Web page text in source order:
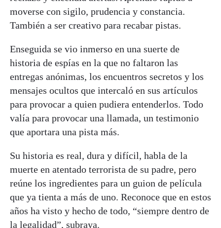
moverse con sigilo, prudencia y constancia.
También a ser creativo para recabar pistas.
Enseguida se vio inmerso en una suerte de
historia de espías en la que no faltaron las
entregas anónimas, los encuentros secretos y los
mensajes ocultos que intercaló en sus artículos
para provocar a quien pudiera entenderlos. Todo
valía para provocar una llamada, un testimonio
que aportara una pista más.
Su historia es real, dura y difícil, habla de la
muerte en atentado terrorista de su padre, pero
reúne los ingredientes para un guion de película
que ya tienta a más de uno. Reconoce que en estos
años ha visto y hecho de todo, “siempre dentro de
la legalidad”, subraya.